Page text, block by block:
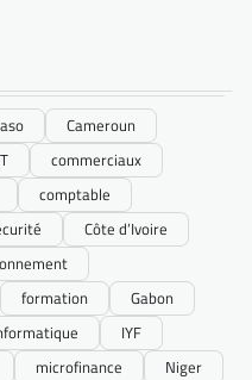
Cameroun
commerciaux
comptable
Côte d’Ivoire
formation
Gabon
IYF
microfinance
Niger